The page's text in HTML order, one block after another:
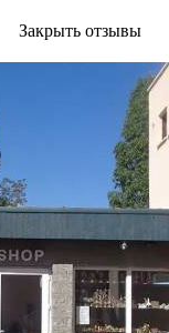
Закрыть отзывы